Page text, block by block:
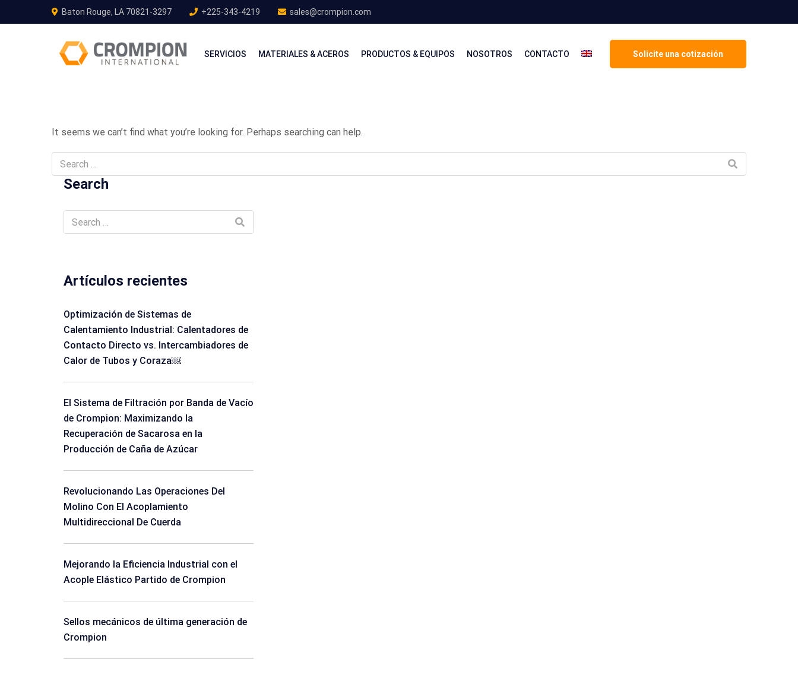
Baton Rouge, LA 70821-3297 +225-343-4219 sales@crompion.com
Solicite una cotización
SERVICIOS MATERIALES & ACEROS PRODUCTOS & EQUIPOS NOSOTROS CONTACTO
It seems we can’t find what you’re looking for. Perhaps searching can help.
Search
Artículos recientes
Optimización de Sistemas de
Calentamiento Industrial: Calentadores de
Contacto Directo vs. Intercambiadores de
Calor de Tubos y Coraza￼
El Sistema de Filtración por Banda de Vacío
de Crompion: Maximizando la
Recuperación de Sacarosa en la
Producción de Caña de Azúcar
Revolucionando Las Operaciones Del
Molino Con El Acoplamiento
Multidireccional De Cuerda
Mejorando la Eficiencia Industrial con el
Acople Elástico Partido de Crompion
Sellos mecánicos de última generación de
Crompion